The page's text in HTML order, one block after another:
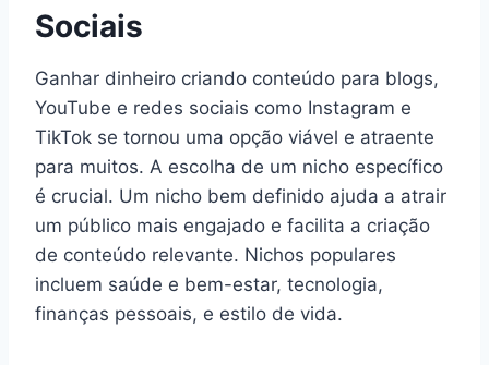
Sociais
Ganhar dinheiro criando conteúdo para blogs,
YouTube e redes sociais como Instagram e
TikTok se tornou uma opção viável e atraente
para muitos. A escolha de um nicho específico
é crucial. Um nicho bem definido ajuda a atrair
um público mais engajado e facilita a criação
de conteúdo relevante. Nichos populares
incluem saúde e bem-estar, tecnologia,
finanças pessoais, e estilo de vida.